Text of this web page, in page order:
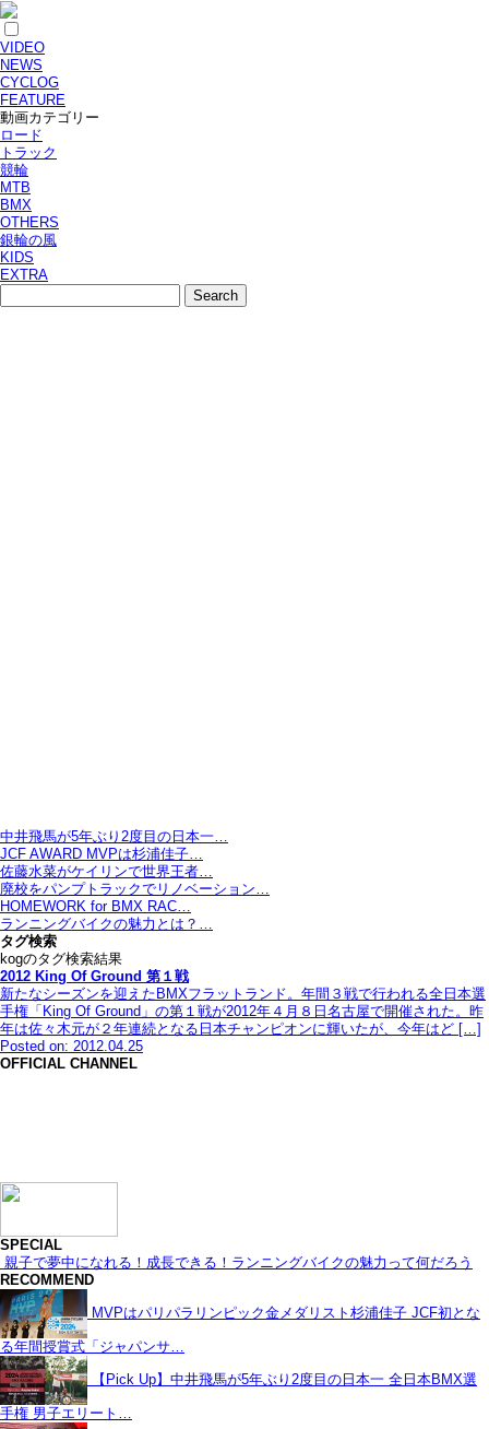
VIDEO
NEWS
CYCLOG
FEATURE
動画カテゴリー
ロード
トラック
競輪
MTB
BMX
OTHERS
銀輪の風
KIDS
EXTRA
中井飛馬が5年ぶり2度目の日本一…
JCF AWARD MVPは杉浦佳子…
佐藤水菜がケイリンで世界王者…
廃校をパンプトラックでリノベーション…
HOMEWORK for BMX RAC…
ランニングバイクの魅力とは？…
タグ検索
kogのタグ検索結果
2012 King Of Ground 第１戦
新たなシーズンを迎えたBMXフラットランド。年間３戦で行われる全日本選
手権「King Of Ground」の第１戦が2012年４月８日名古屋で開催された。昨
年は佐々木元が２年連続となる日本チャンピオンに輝いたが、今年はど […]
Posted on: 2012.04.25
OFFICIAL CHANNEL
SPECIAL
親子で夢中になれる！成長できる！ランニングバイクの魅力って何だろう
RECOMMEND
MVPはパリパラリンピック金メダリスト杉浦佳子 JCF初とな
る年間授賞式「ジャパンサ…
【Pick Up】中井飛馬が5年ぶり2度目の日本一 全日本BMX選
手権 男子エリート…